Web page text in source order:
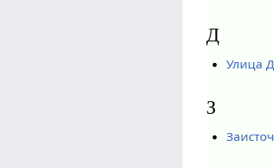
Д
Улица
З